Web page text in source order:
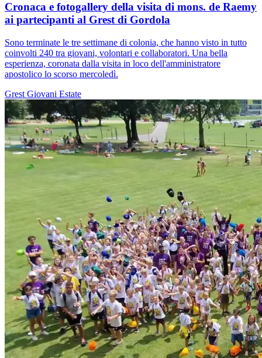
Cronaca e fotogallery della visita di mons. de Raemy
ai partecipanti al Grest di Gordola
Sono terminate le tre settimane di colonia, che hanno visto in tutto
coinvolti 240 tra giovani, volontari e collaboratori. Una bella
esperienza, coronata dalla visita in loco dell'amministratore
apostolico lo scorso mercoledì.
Grest Giovani Estate